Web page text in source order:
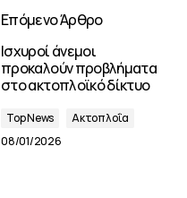
Επόμενο Άρθρο
Ισχυροί άνεμοι
προκαλούν προβλήματα
στο ακτοπλοϊκό δίκτυο
Top News
Ακτοπλοΐα
08/01/2026